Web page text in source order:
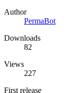
Author
PermaBot
Downloads
82
Views
227
First release